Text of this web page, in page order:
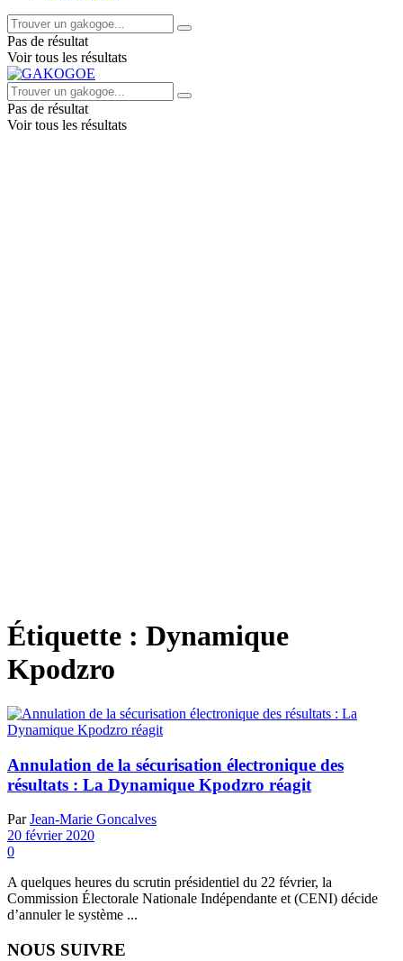
Pas de résultat
Voir tous les résultats
Pas de résultat
Voir tous les résultats
Étiquette : Dynamique
Kpodzro
Annulation de la sécurisation électronique des
résultats : La Dynamique Kpodzro réagit
Par Jean-Marie Goncalves
20 février 2020
0
A quelques heures du scrutin présidentiel du 22 février, la
Commission Électorale Nationale Indépendante et (CENI) décide
d’annuler le système ...
NOUS SUIVRE